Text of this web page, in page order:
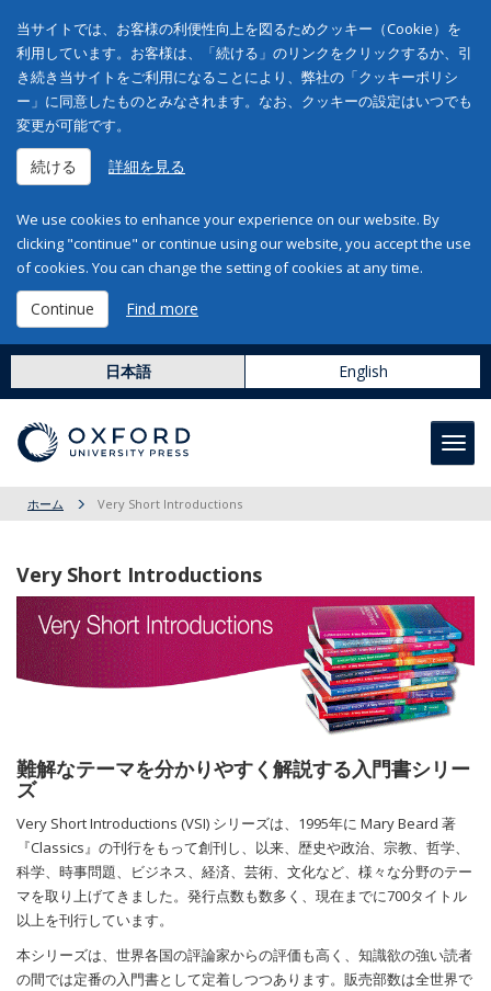
当サイトでは、お客様の利便性向上を図るためクッキー（Cookie）を
利用しています。お客様は、「続ける」のリンクをクリックするか、引
き続き当サイトをご利用になることにより、弊社の「クッキーポリシ
ー」に同意したものとみなされます。なお、クッキーの設定はいつでも
変更が可能です。
続ける 詳細を見る
We use cookies to enhance your experience on our website. By
clicking "continue" or continue using our website, you accept the use
of cookies. You can change the setting of cookies at any time.
Continue Find more
日本語 English
ホーム Very Short Introductions
Very Short Introductions
難解なテーマを分かりやすく解説する入門書シリー
ズ
Very Short Introductions (VSI) シリーズは、1995年に Mary Beard 著
『Classics』の刊行をもって創刊し、以来、歴史や政治、宗教、哲学、
科学、時事問題、ビジネス、経済、芸術、文化など、様々な分野のテー
マを取り上げてきました。発行点数も数多く、現在までに700タイトル
以上を刊行しています。
本シリーズは、世界各国の評論家からの評価も高く、知識欲の強い読者
の間では定番の入門書として定着しつつあります。販売部数は全世界で